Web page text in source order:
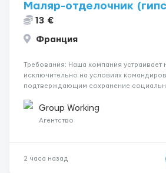
Маляр-отделочник
13 €
Франция
Требования: Наша компания устраивает
исключительно на условиях
подтверждающим сохранение
A1 могут получить граждане стран с
рынку труда ЕС (Укра...
Group Working
Агентство
2 часа назад